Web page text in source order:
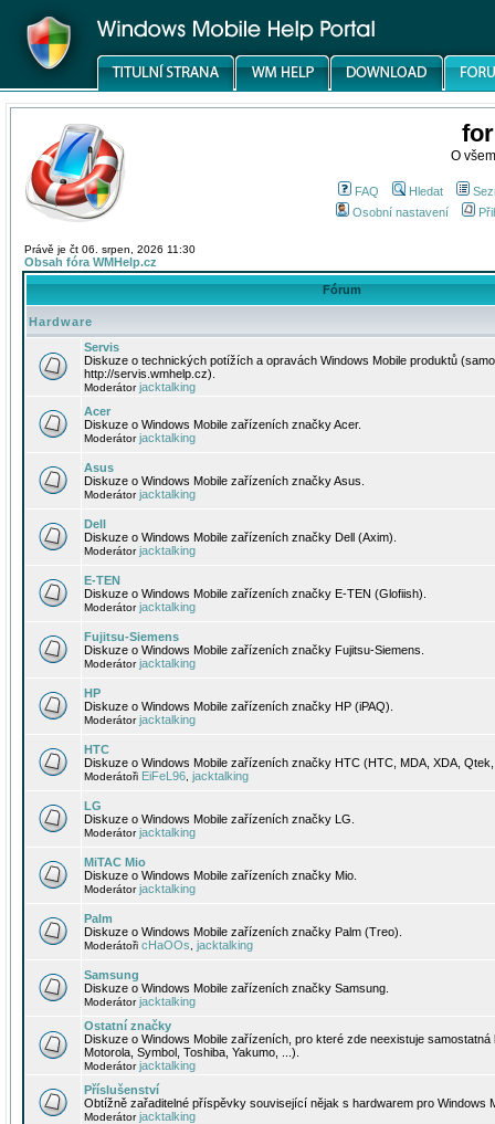
O
FAQ Hledat
Osobní nastavení
Právě je čt 06. srpen, 2026 11:30
Obsah fóra WMHelp.cz
Fórum
Hardware
Servis
Diskuze o technických potížích a opravách Windows Mobile produktů
http://servis.wmhelp.cz).
Moderátorjacktalking
Acer
Diskuze o Windows Mobile zařízeních značky Acer.
Moderátorjacktalking
Asus
Diskuze o Windows Mobile zařízeních značky Asus.
Moderátorjacktalking
Dell
Diskuze o Windows Mobile zařízeních značky Dell (Axim).
Moderátorjacktalking
E-TEN
Diskuze o Windows Mobile zařízeních značky E-TEN (Glofiish).
Moderátorjacktalking
Fujitsu-Siemens
Diskuze o Windows Mobile zařízeních značky Fujitsu-Siemens.
Moderátorjacktalking
HP
Diskuze o Windows Mobile zařízeních značky HP (iPAQ).
Moderátorjacktalking
HTC
Diskuze o Windows Mobile zařízeních značky HTC (HTC, MDA, XDA,
Moderátoři EiFeL96 jacktalking
LG
Diskuze o Windows Mobile zařízeních značky LG.
Moderátorjacktalking
MiTAC Mio
Diskuze o Windows Mobile zařízeních značky Mio.
Moderátorjacktalking
Palm
Diskuze o Windows Mobile zařízeních značky Palm (Treo).
Moderátoři cHaOOs jacktalking
Samsung
Diskuze o Windows Mobile zařízeních značky Samsung.
Moderátorjacktalking
Ostatní značky
Diskuze o Windows Mobile zařízeních, pro které zde neexistuje
Motorola, Symbol, Toshiba, Yakumo, ...).
Moderátorjacktalking
Příslušenství
Obtížně zařaditelné příspěvky související nějak s hardwarem pro Windows
Moderátorjacktalking